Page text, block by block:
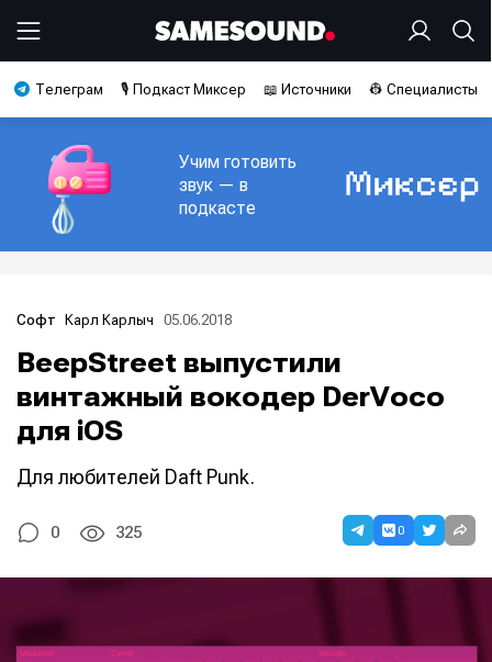
Телеграм 🎙️ Подкаст Миксер 📖 Источники 👷 Специалисты
Учим готовить
звук — в
подкасте
Софт Карл Карлыч 05.06.2018
BeepStreet выпустили
винтажный вокодер DerVoco
для iOS
Для любителей Daft Punk.
0 325 0